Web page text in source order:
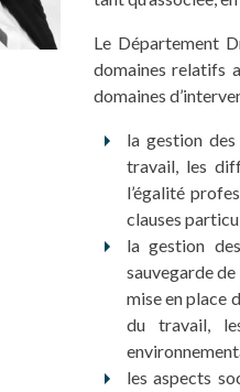
Le Département
domaines relatifs
domaines
la gestion
travail, les
l’égalité
clauses
la gestion
sauvegarde
mise en place
du travail,
les aspects